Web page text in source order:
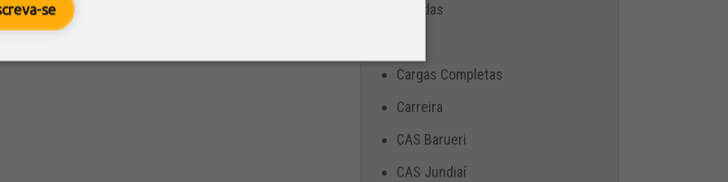
se
Bebidas
Cargas Completas
Carreira
CAS Barueri
CAS Jundiaí